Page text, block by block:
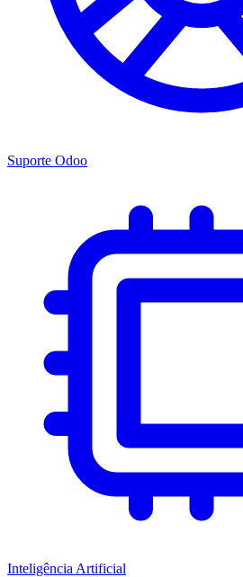
Suporte Odoo
Inteligência Artificial